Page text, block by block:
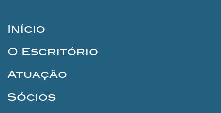
Início
O Escritório
Atuação
Sócios